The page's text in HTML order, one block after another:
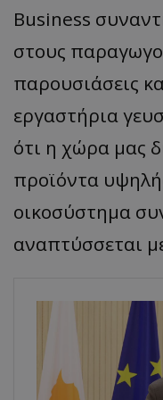
Business
στους
παρουσιάσεις
εργαστήρια
ότι η χώρα μας
προϊόντα
οικοσύστημα
αναπτύσσεται